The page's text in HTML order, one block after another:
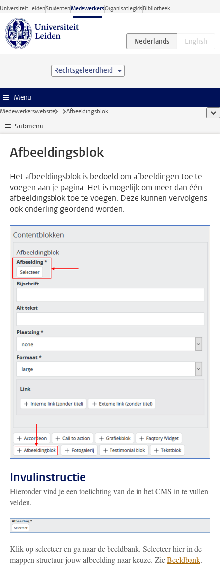
Ga direct naar de inhoud
Universiteit LeidenStudentenMedewerkersOrganisatiegidsBibliotheek
Rechtsgeleerdheid
Menu
Medewerkerswebsite ... Afbeeldingsblok
Submenu
Afbeeldingsblok
Het afbeeldingsblok is bedoeld om afbeeldingen toe te
voegen aan je pagina. Het is mogelijk om meer dan één
afbeeldingsblok toe te voegen. Deze kunnen vervolgens
ook onderling geordend worden.
Invulinstructie
Hieronder vind je een toelichting van de in het CMS in te vullen
velden.
Klik op selecteer en ga naar de beeldbank. Selecteer hier in de
mappen structuur jouw afbeelding naar keuze. ZieBeeldbank.